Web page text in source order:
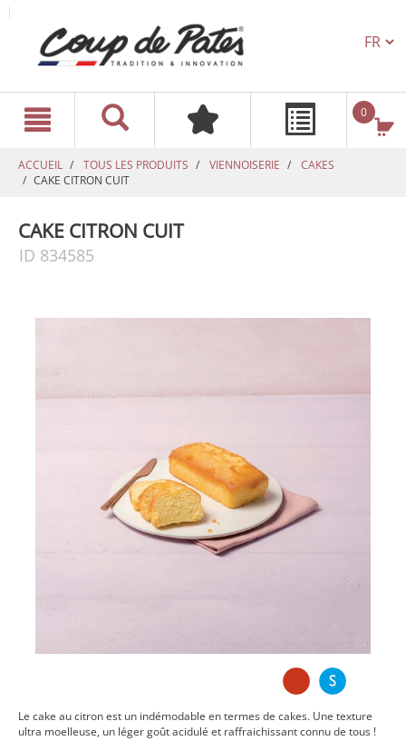
0
ACCUEIL TOUS LES PRODUITS VIENNOISERIE
CAKES
CAKE CITRON CUIT
CAKE CITRON CUIT
ID 834585
Le cake au citron est un indémodable en termes de cakes. Une texture
ultra moelleuse, un léger goût acidulé et raffraichissant connu de tous !